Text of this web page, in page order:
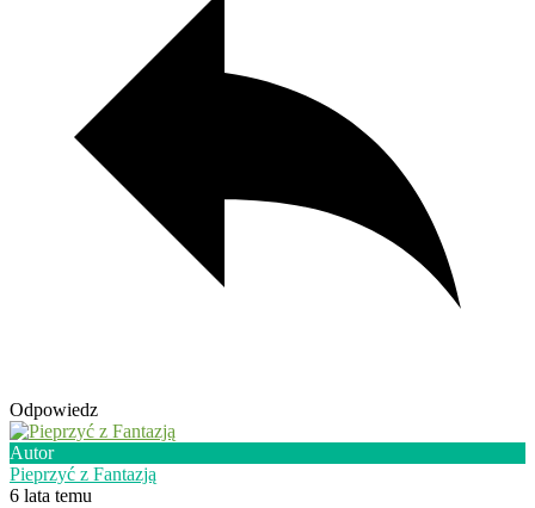
Odpowiedz
Autor
Pieprzyć z Fantazją
6 lata temu